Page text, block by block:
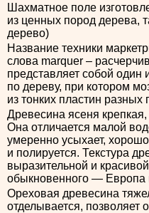
Шахматное поле
из ценных пород дерева,
дерево)
Название техники
слова marquer –
представляет собой один
по дереву, при котором
из тонких пластин
Древесина ясеня
Она отличается малой
умеренно усыхает,
и полируется. Текстура
выразительной и
обыкновенного — Европа
Ореховая древесина
отделывается, позволяет